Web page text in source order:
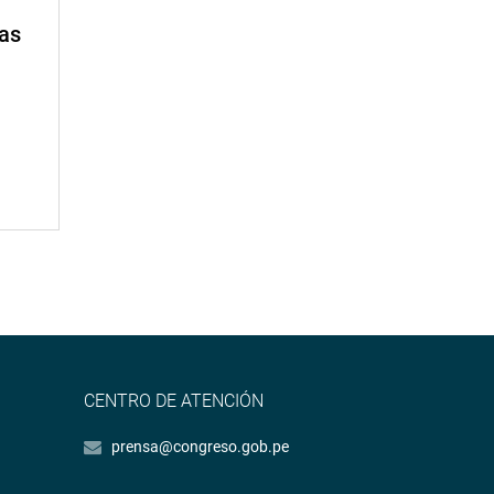
CENTRO DE ATENCIÓN
prensa@congreso.gob.pe